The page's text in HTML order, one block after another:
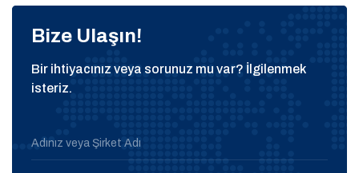
Bize Ulaşın!
Bir ihtiyacınız veya sorunuz mu var? İlgilenmek
isteriz.
Adınız veya Şirket Adı